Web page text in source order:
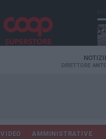
DIRETTORE
VIDEO AMMINISTRATIVE